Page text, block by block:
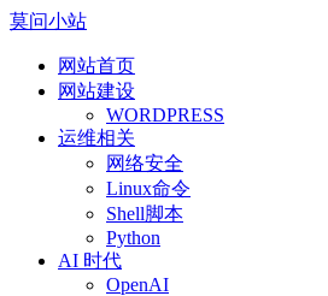
莫问小站
网站首页
网站建设
WORDPRESS
运维相关
网络安全
Linux命令
Shell脚本
Python
AI 时代
OpenAI